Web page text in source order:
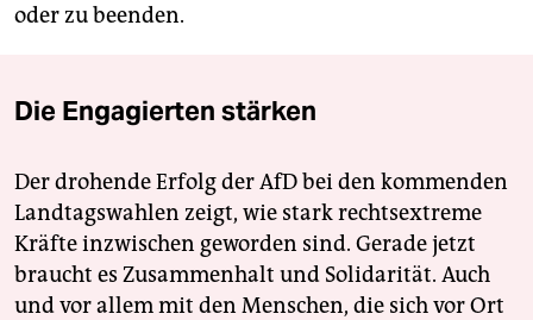
oder zu beenden.
Die Engagierten stärken
Der drohende Erfolg der AfD bei den kommenden
Landtagswahlen zeigt, wie stark rechtsextreme
Kräfte inzwischen geworden sind. Gerade jetzt
braucht es Zusammenhalt und Solidarität. Auch
und vor allem mit den Menschen, die sich vor Ort